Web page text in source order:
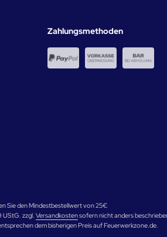
Zahlungsmethoden
Sie den Mindestbestellwert von 25€
UStG. zzgl. Versandkostensofern nicht anders
dem bisherigen Preis auf Feuerwerkzone.de.